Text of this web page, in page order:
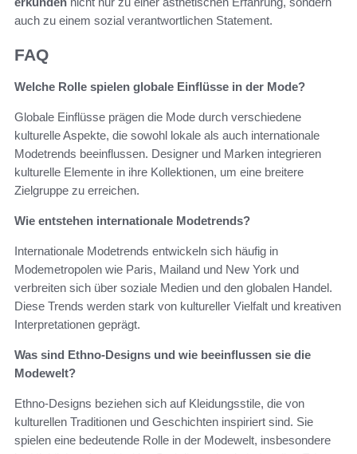
auch zu einem sozial verantwortlichen Statement.
FAQ
Welche Rolle spielen globale Einflüsse in der Mode?
Globale Einflüsse prägen die Mode durch verschiedene
kulturelle Aspekte, die sowohl lokale als auch internationale
Modetrends beeinflussen. Designer und Marken integrieren
kulturelle Elemente in ihre Kollektionen, um eine breitere
Zielgruppe zu erreichen.
Wie entstehen internationale Modetrends?
Internationale Modetrends entwickeln sich häufig in
Modemetropolen wie Paris, Mailand und New York und
verbreiten sich über soziale Medien und den globalen Handel.
Diese Trends werden stark von kultureller Vielfalt und kreativen
Interpretationen geprägt.
Was sind Ethno-Designs und wie beeinflussen sie die
Modewelt?
Ethno-Designs beziehen sich auf Kleidungsstile, die von
kulturellen Traditionen und Geschichten inspiriert sind. Sie
spielen eine bedeutende Rolle in der Modewelt, insbesondere